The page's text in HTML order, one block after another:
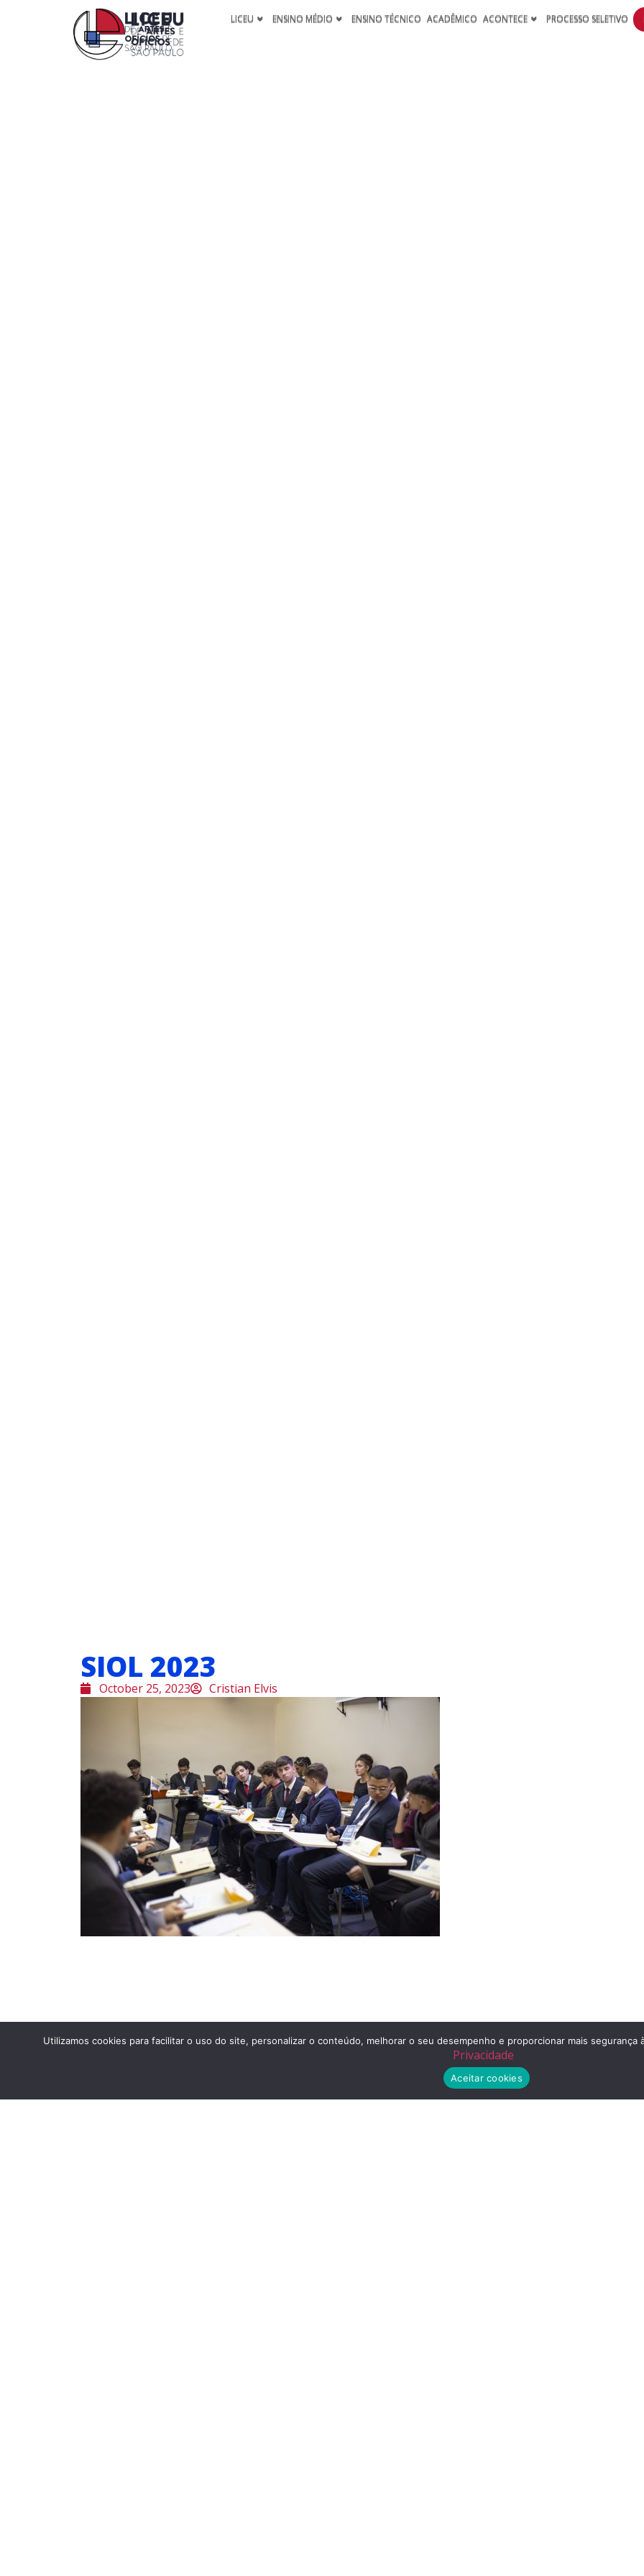
LICEU ENSINO MÉDIO ENSINO TÉCNICO ACADÊMICO ACONTECE PROCESSO SELETIVO
SIOL 2023
October 25, 2023 Cristian Elvis
SIOL 2023
Utilizamos cookies para facilitar o uso do site, personalizar o conteúdo, melhorar o seu desempenho e proporcionar mais segurança
Privacidade
Aceitar cookies